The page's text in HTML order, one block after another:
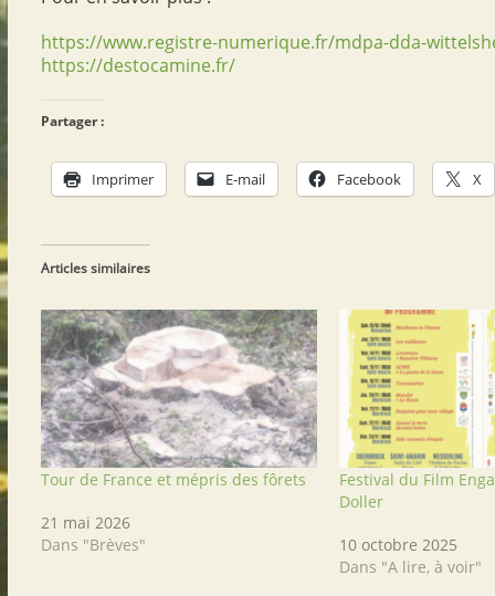
https://www.registre-numerique.fr/mdpa-dda-
https://destocamine.fr/
Partager :
Imprimer E-mail Facebook X
Articles similaires
Tour de France et mépris des fôrets
21 mai 2026
Dans "Brèves"
Festival du Film
Doller
10 octobre 2025
Dans "A lire, à voir"